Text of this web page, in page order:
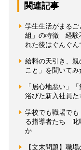
関連記事
学生生活がまる
組」の特徴 経験
れた後はぐんぐん
給料の天引き、
こと」を聞いてみ
「居心地悪い」
浴びた新入社員た
学校でも職場でも
る指導者たち 叱
か
【文末問題】職